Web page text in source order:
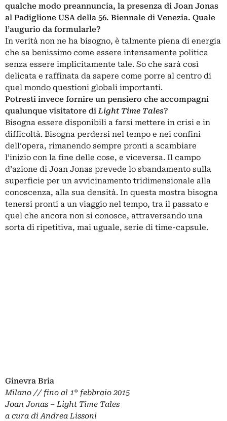
qualche modo preannuncia, la presenza di Joan Jonas
al Padiglione USA della 56. Biennale di Venezia. Quale
l’augurio da formularle?
In verità non ne ha bisogno, è talmente piena di energia
che sa benissimo come essere intensamente politica
senza essere implicitamente tale. So che sarà così
delicata e raffinata da sapere come porre al centro di
quel mondo questioni globali importanti.
Potresti invece fornire un pensiero che accompagni
qualunque visitatore diLight Time Tales?
Bisogna essere disponibili a farsi mettere in crisi e in
difficoltà. Bisogna perdersi nel tempo e nei confini
dell’opera, rimanendo sempre pronti a scambiare
l’inizio con la fine delle cose, e viceversa. Il campo
d’azione di Joan Jonas prevede lo sbandamento sulla
superficie per un avvicinamento tridimensionale alla
conoscenza, alla sua densità. In questa mostra bisogna
tenersi pronti a un viaggio nel tempo, tra il passato e
quel che ancora non si conosce, attraversando una
sorta di ripetitiva, mai uguale, serie di time-capsule.
Ginevra Bria
Milano // fino al 1° febbraio 2015
Joan Jonas – Light Time Tales
a cura di Andrea Lissoni